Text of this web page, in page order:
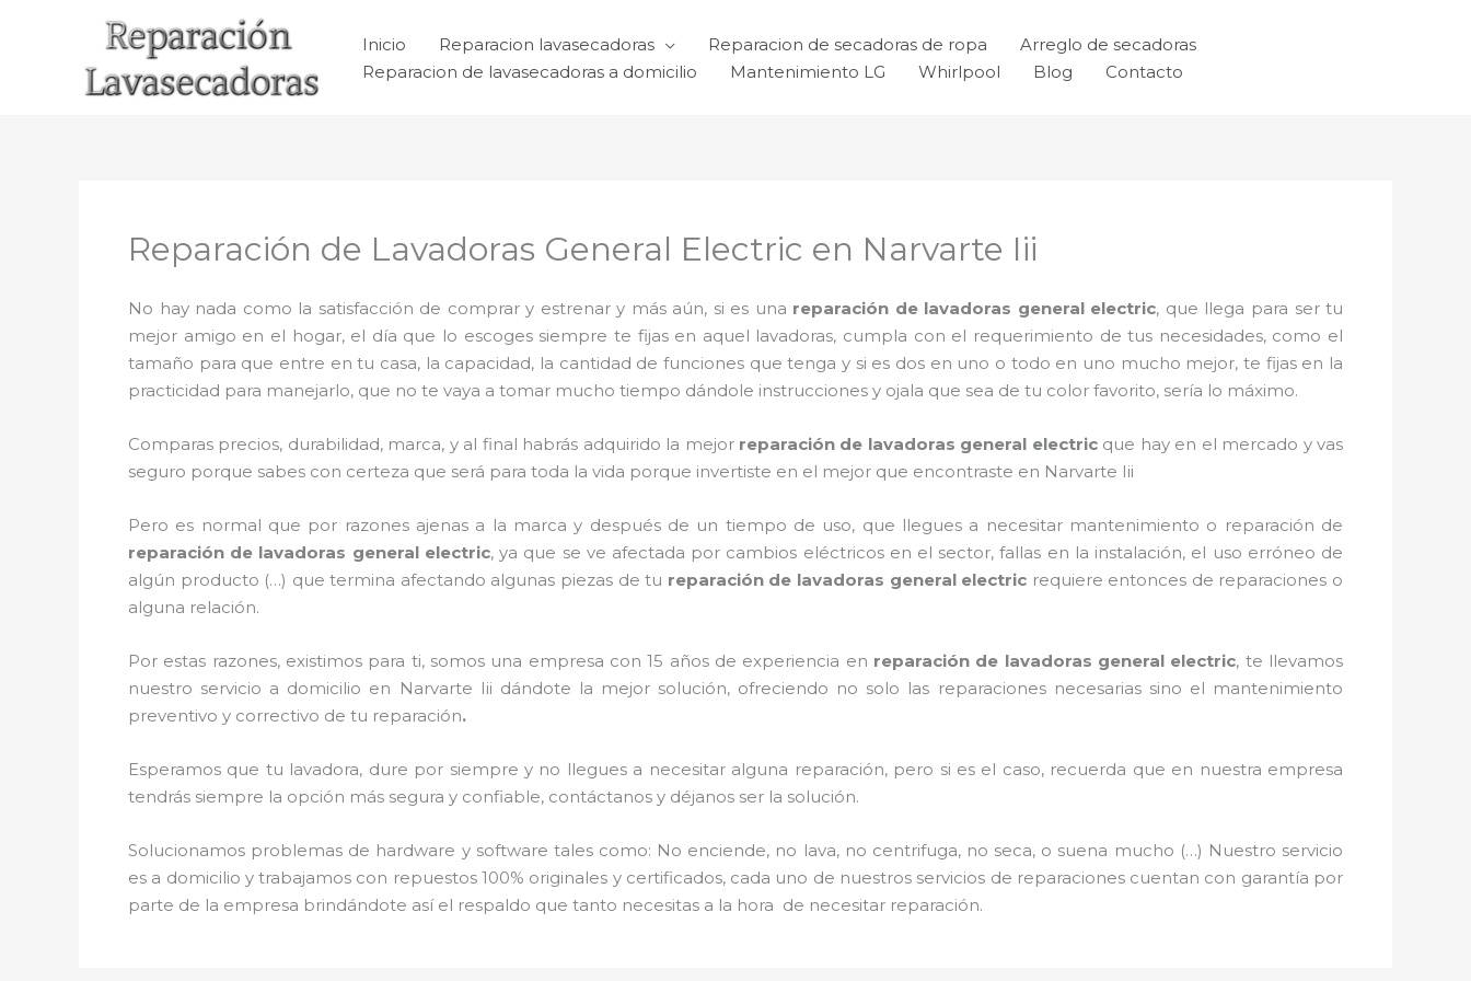
Inicio Reparacion lavasecadoras Reparacion de secadoras de ropa
Arreglo de secadoras
Reparacion de lavasecadoras a domicilio
Mantenimiento LG Whirlpool Blog Contacto
Reparación de Lavadoras General Electric en Narvarte Iii
No hay nada como la satisfacción de comprar y estrenar y más aún, si es una reparación de lavadoras general electric, que llega para ser tu
mejor amigo en el hogar, el día que lo escoges siempre te fijas en aquel lavadoras, cumpla con el requerimiento de tus necesidades, como el
tamaño para que entre en tu casa, la capacidad, la cantidad de funciones que tenga y si es dos en uno o todo en uno mucho mejor, te fijas en la
practicidad para manejarlo, que no te vaya a tomar mucho tiempo dándole instrucciones y ojala que sea de tu color favorito, sería lo máximo.
Comparas precios, durabilidad, marca, y al final habrás adquirido la mejor reparación de lavadoras general electricque hay en el mercado y vas
seguro porque sabes con certeza que será para toda la vida porque invertiste en el mejor que encontraste en Narvarte Iii
Pero es normal que por razones ajenas a la marca y después de un tiempo de uso, que llegues a necesitar mantenimiento o reparación de
reparación de lavadoras general electric, ya que se ve afectada por cambios eléctricos en el sector, fallas en la instalación, el uso erróneo de
algún producto (…) que termina afectando algunas piezas de tu reparación de lavadoras general electric requiere entonces de reparaciones o
alguna relación.
Por estas razones, existimos para ti, somos una empresa con 15 años de experiencia en reparación de lavadoras general electric, te llevamos
nuestro servicio a domicilio en Narvarte Iii dándote la mejor solución, ofreciendo no solo las reparaciones necesarias sino el mantenimiento
preventivo y correctivo de tu reparación.
Esperamos que tu lavadora, dure por siempre y no llegues a necesitar alguna reparación, pero si es el caso, recuerda que en nuestra empresa
tendrás siempre la opción más segura y confiable, contáctanos y déjanos ser la solución.
Solucionamos problemas de hardware y software tales como: No enciende, no lava, no centrifuga, no seca, o suena mucho (…) Nuestro servicio
es a domicilio y trabajamos con repuestos 100% originales y certificados, cada uno de nuestros servicios de reparaciones cuentan con garantía por
parte de la empresa brindándote así el respaldo que tanto necesitas a la hora de necesitar reparación.